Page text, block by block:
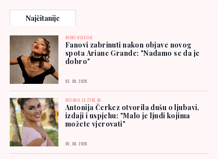
Najčitanije
BURNE REAKCIJE
Fanovi zabrinuti nakon objave novog
spota Ariane Grande: "Nadamo se da je
dobro"
03. 08. 2026.
INTERVJU ZA ŽENE.BA
Antonija Čerkez otvorila dušu o ljubavi,
izdaji i uspjehu: "Malo je ljudi kojima
možete vjerovati"
05. 08. 2026.